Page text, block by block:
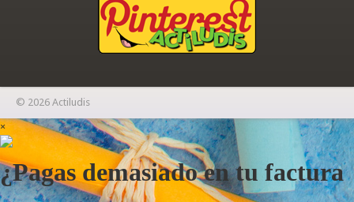
© 2026 Actiludis
×
¿Pagas demasiado en tu factura